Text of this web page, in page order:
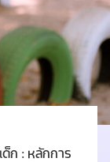
ด็ก : หลักการ